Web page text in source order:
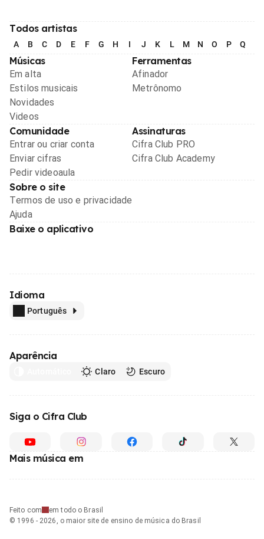
Todos artistas
A B C D E F G H I J K L M N O P Q
Músicas
Em alta
Estilos musicais
Novidades
Videos
Ferramentas
Afinador
Metrônomo
Comunidade
Entrar ou criar conta
Enviar cifras
Pedir videoaula
Assinaturas
Cifra Club PRO
Cifra Club Academy
Sobre o site
Termos de uso e privacidade
Ajuda
Baixe o aplicativo
Idioma
Português
Aparência
Claro Escuro
Siga o Cifra Club
Mais música em
Feito com
em todo o Brasil
© 1996 - 2026, o maior site de ensino de música do Brasil